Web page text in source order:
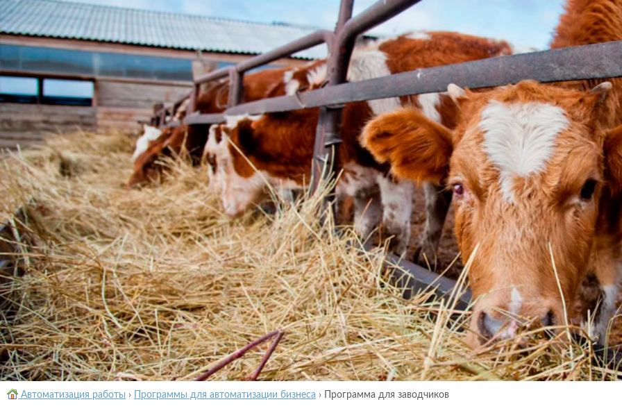
Автоматизация работы › Программы для автоматизации бизнеса › Программа для заводчиков